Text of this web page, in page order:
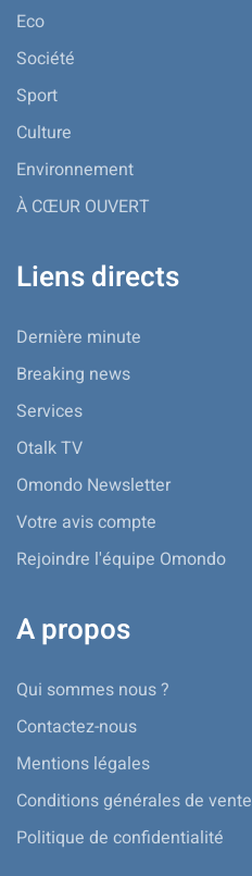
Eco
Société
Sport
Culture
Environnement
À CŒUR OUVERT
Liens directs
Dernière minute
Breaking news
Services
Otalk TV
Omondo Newsletter
Votre avis compte
Rejoindre l'équipe Omondo
A propos
Qui sommes nous ?
Contactez-nous
Mentions légales
Conditions générales de vente
Politique de confidentialité